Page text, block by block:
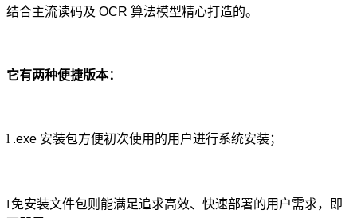
结合主流读码及 OCR 算法模型精心打造的。
它有两种便捷版本：
l .exe 安装包方便初次使用的用户进行系统安装；
l 免安装文件包则能满足追求高效、快速部署的用户需求，即